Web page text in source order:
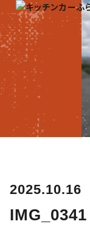
2025.10.16
IMG_0341